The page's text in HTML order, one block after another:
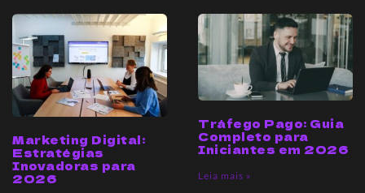
Marketing Digital:
Estratégias
Inovadoras para
2026
Tráfego Pago: Guia
Completo para
Iniciantes em 2026
Leia mais »